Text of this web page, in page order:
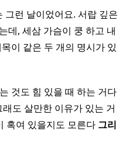
그런 날이었어요. 서랍 깊은
데, 세삼 가슴이 쿵 하고 내
이 같은 두 개의 명시가 있
것도 힘 있을 때 하는 거다
도 살만한 이유가 있는 거
혹여 있을지도 모른다 그리